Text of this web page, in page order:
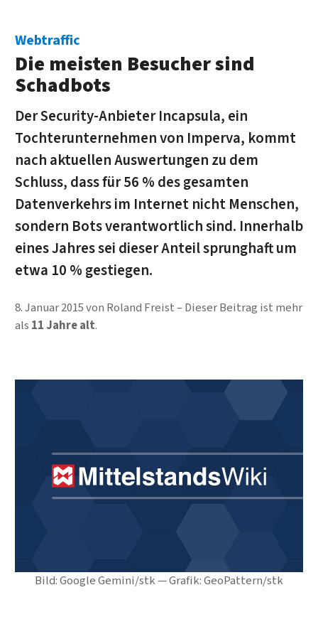
Bild: Google Gemini/stk — Grafik: GeoPattern/stk
Webtraffic
Die meisten Besucher sind
Schadbots
Der Security-Anbieter Incapsula, ein
Tochterunternehmen von Imperva, kommt
nach aktuellen Auswertungen zu dem
Schluss, dass für 56 % des gesamten
Datenverkehrs im Internet nicht Menschen,
sondern Bots verantwortlich sind. Innerhalb
eines Jahres sei dieser Anteil sprunghaft um
etwa 10 % gestiegen.
8. Januar 2015von Roland Freist
Dieser Beitrag ist mehr
als 11 Jahre alt.